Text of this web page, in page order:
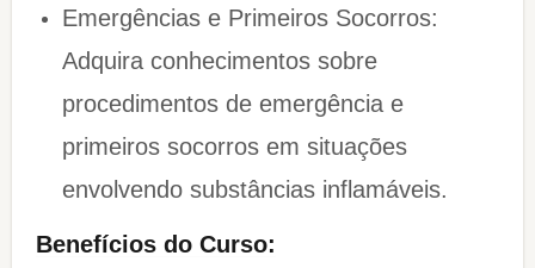
Emergências e Primeiros Socorros:
Adquira conhecimentos sobre
procedimentos de emergência e
primeiros socorros em situações
envolvendo substâncias inflamáveis.
Benefícios do Curso: